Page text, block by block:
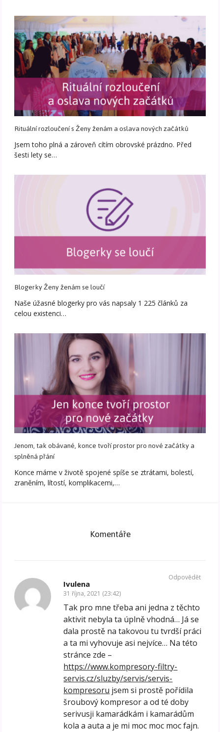
Rituální rozloučení s Ženy ženám a oslava nových začátků
Jsem toho plná a zároveň cítím obrovské prázdno. Před
šesti lety se…
Blogerky Ženy ženám se loučí
Naše úžasné blogerky pro vás napsaly 1 225 článků za
celou existenci…
Jenom, tak obávané, konce tvoří prostor pro nové začátky a
splněná přání
Konce máme v životě spojené spíše se ztrátami, bolestí,
zraněním, lítostí, komplikacemi,…
Komentáře
Ivulena
31 října, 2021 (23:42)
Tak pro mne třeba ani jedna z těchto
aktivit nebyla ta úplně vhodná… Já se
dala prostě na takovou tu tvrdší práci
a ta mi vyhovuje asi nejvíce… Na této
stránce zde –
https://www.kompresory-filtry-
servis.cz/sluzby/servis/servis-
kompresoru jsem si prostě pořídila
šroubový kompresor a od té doby
serivusji kamarádkám i kamarádům
kola a auta a je mi moc moc moc fajn.
Odpovědět